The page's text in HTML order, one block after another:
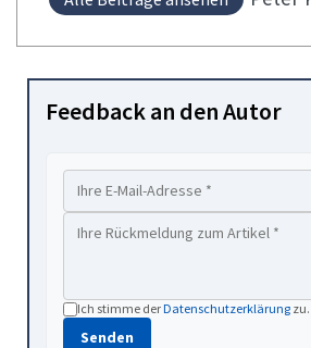
Feedback an den Autor
Ich stimme derDatenschutzerklärung
Senden